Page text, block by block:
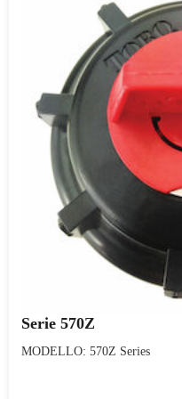
Serie 570Z
MODELLO: 570Z Series